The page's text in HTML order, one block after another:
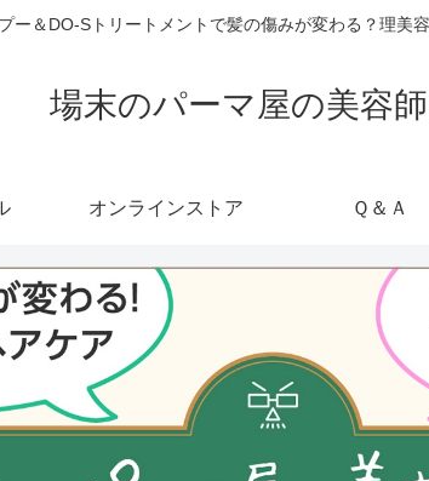
ー＆DO-Sトリートメントで髪の傷みが変わる？理
場末のパーマ屋の美容
オンラインストア Ｑ＆Ａ